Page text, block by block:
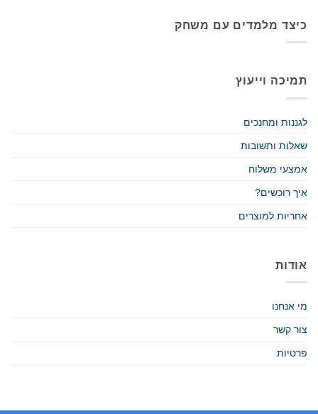
כיצד מלמדים עם משחק
תמיכה וייעוץ
לגננות ומחנכים
שאלות ותשובות
אמצעי משלוח
איך רוכשים?
אחריות למוצרים
אודות
מי אנחנו
צור קשר
פרטיות